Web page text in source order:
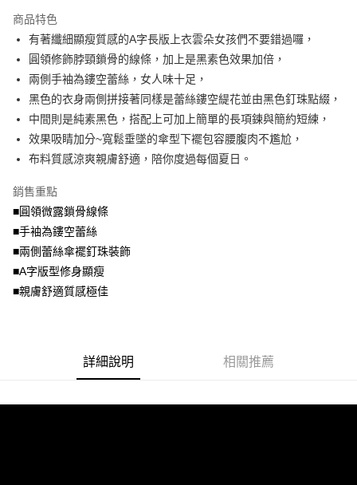
流程，驗證手機門號後，選擇欲分期的期數、繳款截止日，確認付款後即完
成交易。
3.實際核准額度、可分期數及費用金額請依後續交易確認頁面所載為準。
4.訂單成立30分鐘內，如未前往確認交易或遇審核未通過，訂單將自動取
法說明評估內容。
【繳款方式說明】
1.分期款項不併入電信帳單，「大哥付你分期」於每月結算日後寄送繳費提
醒簡訊。
2.透過簡訊連結打開帳單後，可選擇「超商條碼／台灣大直營門市／銀行轉
帳／街口支付／iPASS MONEY」等通路繳費。
【注意事項】
1.本服務係由「台灣大哥大股份有限公司」（以下簡稱本公司）所提供，讓
用戶於交易時，得透過本服務購買商品或服務，並由商店將買賣／分期付款
買賣價金債權讓與本公司後，依約使用本公司帳單繳交帳款。
資料（包含姓名、電話或地址）提供予台灣大哥大進項蒐集、處理及利用，
由本公司與您本人進行分期帳單所需資料之確認、核對及更正。
3.完整用戶服務條款，請詳閱以下連結：
【關於「AFTEE先享後付」】
AFTEE先享後付是「在收到商品之後才付款」的支付方式。 讓您購物簡單
便利好安心！
１．簡單：不需註冊會員、不需綁卡、不需儲值。
２．便利：只要手機號碼，簡訊認證，即可結帳。
３．安心：先確認商品／服務後，再付款。
【「AFTEE先享後付」結帳流程】
１．於結帳方式選擇「AFTEE先享後付」後，將跳轉至「AFTEE先享後付」
２．訂單成立數日內，您將收到繳費通知簡訊。
ATM／網路銀行／等多元方式進行付款，方視為交易完成。
※ 請注意：結帳手續完成當下不需立刻繳費，但若您需要取消訂單，請聯絡
購買商品的店家。未經商家同意取消之訂單仍視為有效，需透過AFTEE先享
後付繳納相關費用。
※ 交易是否成功請以「AFTEE先享後付 」之結帳頁面顯示為準，若有關於
是否繳費成功／繳費後需取消欲退款等相關疑問，請聯繫「AFTEE先享後付
客戶支援中心」https://netprotections.freshdesk.com/support/home
２．關於個人資料處理事宜，請瀏覽以下網址：
https://aftee.tw/terms/#terms3
「AFTEE先享後付」，若未經同意申辦者引起之損失，本公司不負相關責
ATM付款
全家取貨付款
每筆NT$70，滿NT$699(含以上)免運費
付款後全家取貨
7-11取貨付款
每筆NT$70，滿NT$799(含以上)免運費
付款後7-11取貨
每筆NT$70，滿NT$699(含以上)免運費
宅配
商品特色
有著纖細顯瘦質感的A字長版上衣雲朵女孩們不要錯過囉，
圓領修飾脖頸鎖骨的線條，加上是黑素色效果加倍，
兩側手袖為鏤空蕾絲，女人味十足，
黑色的衣身兩側拼接著同樣是蕾絲鏤空緹花並由黑色釘珠點綴，
中間則是純素黑色，搭配上可加上簡單的長項鍊與簡約短練，
效果吸睛加分~寬鬆垂墜的傘型下襬包容腰腹肉不尷尬，
布料質感涼爽親膚舒適，陪你度過每個夏日。
銷售重點
■圓領微露鎖骨線條
■手袖為鏤空蕾絲
■兩側蕾絲傘襬釘珠裝飾
■A字版型修身顯瘦
■親膚舒適質感極佳
詳細說明 相關推薦